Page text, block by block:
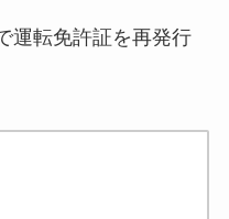
運転免許証を再発行